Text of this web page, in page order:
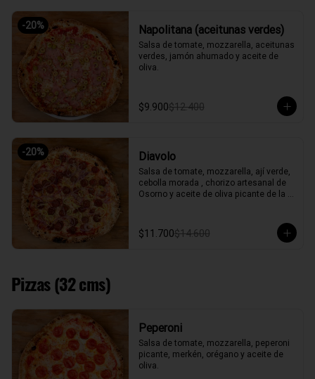
-20% Napolitana (aceitunas verdes)
Salsa de tomate, mozzarella, aceitunas
verdes, jamón ahumado y aceite de
oliva.
$9.900$12.400
-20% Diavolo
Salsa de tomate, mozzarella, ají verde,
cebolla morada , chorizo artesanal de
Osorno y aceite de oliva picante de la
$11.700$14.600
Pizzas (32 cms)
Peperoni
Salsa de tomate, mozzarella, peperoni
picante, merkén, orégano y aceite de
oliva.